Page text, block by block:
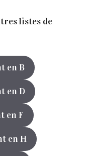
listes de
en B
en D
en F
en H